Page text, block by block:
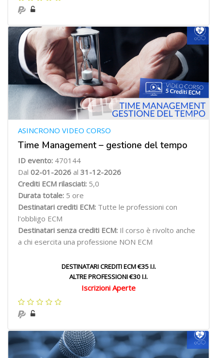
Time Management – gestione del tempo
ASINCRONO VIDEO CORSO
ID evento: 470144
Dal 02-01-2026 al 31-12-2026
Crediti ECM rilasciati: 5,0
Durata totale: 5 ore
Destinatari crediti ECM: Tutte le professioni con
l'obbligo ECM
Destinatari senza crediti ECM: Il corso è rivolto anche
a chi esercita una professione NON ECM
DESTINATARI CREDITI ECM €35 I.I.
ALTRE PROFESSIONI €30 I.I.
Iscrizioni Aperte